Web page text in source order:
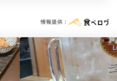
情報提供：